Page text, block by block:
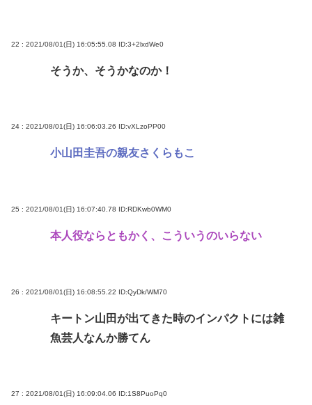
22 : 2021/08/01(日) 16:05:55.08 ID:3+2lxdWe0
そうか、そうかなのか！
24 : 2021/08/01(日) 16:06:03.26 ID:vXLzoPP00
小山田圭吾の親友さくらもこ
25 : 2021/08/01(日) 16:07:40.78 ID:RDKwb0WM0
本人役ならともかく、こういうのいらない
26 : 2021/08/01(日) 16:08:55.22 ID:QyDk/WM70
キートン山田が出てきた時のインパクトには雑
魚芸人なんか勝てん
27 : 2021/08/01(日) 16:09:04.06 ID:1S8PuoPq0